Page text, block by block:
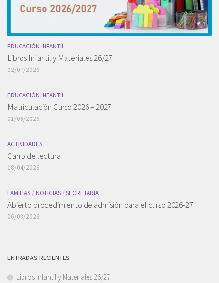
EDUCACIÓN INFANTIL
Libros Infantil y Materiales 26/27
02/07/2026
EDUCACIÓN INFANTIL
Matriculación Curso 2026 – 2027
01/06/2026
ACTIVIDADES
Carro de lectura
18/04/2026
FAMILIAS / NOTICIAS / SECRETARÍA
Abierto procedimiento de admisión para el curso 2026-27
06/03/2026
ENTRADAS RECIENTES
Libros Infantil y Materiales 26/27